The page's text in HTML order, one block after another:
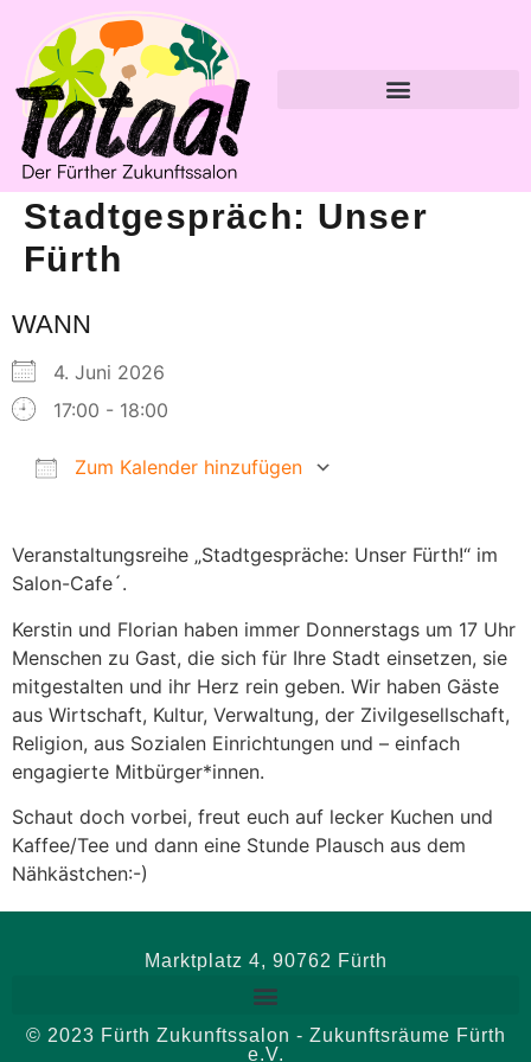
Stadtgespräch: Unser
Fürth
WANN
4. Juni 2026
17:00 - 18:00
Zum Kalender hinzufügen
Veranstaltungsreihe „Stadtgespräche: Unser Fürth!“ im
Salon-Cafe´.
Kerstin und Florian haben immer Donnerstags um 17 Uhr
Menschen zu Gast, die sich für Ihre Stadt einsetzen, sie
mitgestalten und ihr Herz rein geben. Wir haben Gäste
aus Wirtschaft, Kultur, Verwaltung, der Zivilgesellschaft,
Religion, aus Sozialen Einrichtungen und – einfach
engagierte Mitbürger*innen.
Schaut doch vorbei, freut euch auf lecker Kuchen und
Kaffee/Tee und dann eine Stunde Plausch aus dem
Nähkästchen:-)
Marktplatz 4, 90762 Fürth
© 2023 Fürth Zukunftssalon - Zukunftsräume Fürth
e.V.